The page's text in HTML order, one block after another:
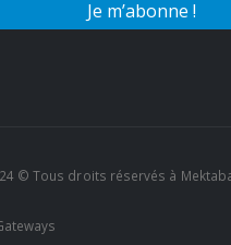
© Tous droits réservés à